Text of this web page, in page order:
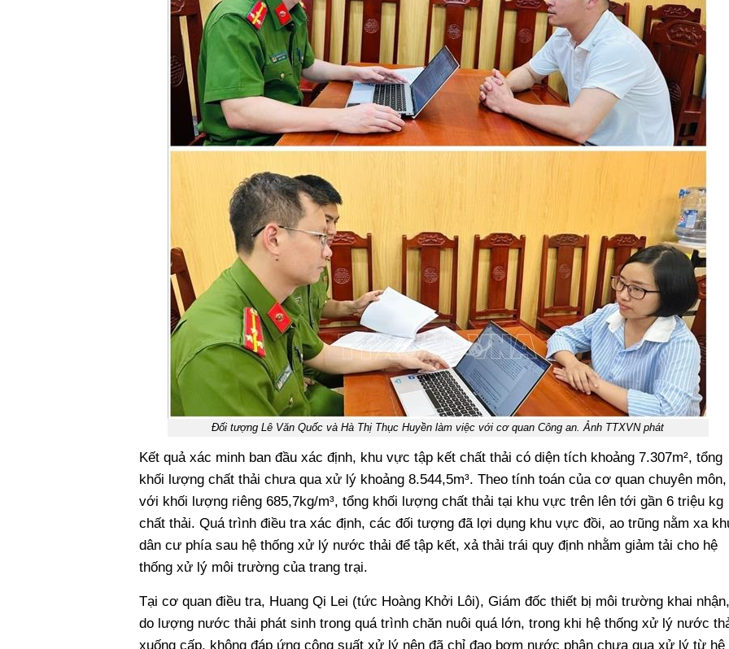
Đối tượng Lê Văn Quốc và Hà Thị Thục Huyền làm việc với cơ quan Công an. Ảnh TTXVN phát
Kết quả xác minh ban đầu xác định, khu vực tập kết chất thải có diện tích khoảng 7.307m², tổng
khối lượng chất thải chưa qua xử lý khoảng 8.544,5m³. Theo tính toán của cơ quan chuyên môn,
với khối lượng riêng 685,7kg/m³, tổng khối lượng chất thải tại khu vực trên lên tới gần 6 triệu kg
chất thải. Quá trình điều tra xác định, các đối tượng đã lợi dụng khu vực đồi, ao trũng nằm xa
dân cư phía sau hệ thống xử lý nước thải để tập kết, xả thải trái quy định nhằm giảm tải cho hệ
thống xử lý môi trường của trang trại.
Tại cơ quan điều tra, Huang Qi Lei (tức Hoàng Khởi Lôi), Giám đốc thiết bị môi trường khai nhận,
do lượng nước thải phát sinh trong quá trình chăn nuôi quá lớn, trong khi hệ thống xử lý nước
xuống cấp, không đáp ứng công suất xử lý nên đã chỉ đạo bơm nước phân chưa qua xử lý từ hệ